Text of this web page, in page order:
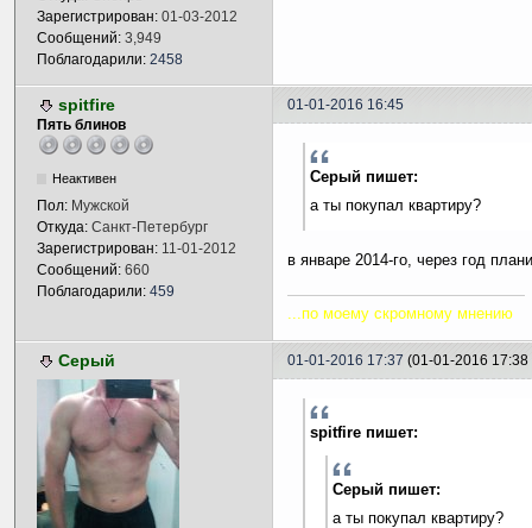
Зарегистрирован: 01-03-2012
Сообщений: 3,949
Поблагодарили: 2458
spitfire
01-01-2016 16:45
Пять блинов
Неактивен
Пол: Мужской
Откуда: Санкт-Петербург
Зарегистрирован: 11-01-2012
Сообщений: 660
Поблагодарили: 459
Серый пишет:
а ты покупал квартиру?
в январе 2014-го, через год
...по моему скромному мнению
Серый 01-01-2016 17:37 (01-01-2016
spitfire пишет:
Серый пишет:
а ты покупал квартиру?